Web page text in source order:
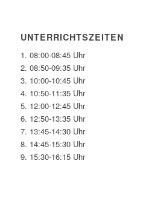
UNTERRICHTSZEITEN
1. 08:00-08:45 Uhr
2. 08:50-09:35 Uhr
3. 10:00-10:45 Uhr
4. 10:50-11:35 Uhr
5. 12:00-12:45 Uhr
6. 12:50-13:35 Uhr
7. 13:45-14:30 Uhr
8. 14:45-15:30 Uhr
9. 15:30-16:15 Uhr